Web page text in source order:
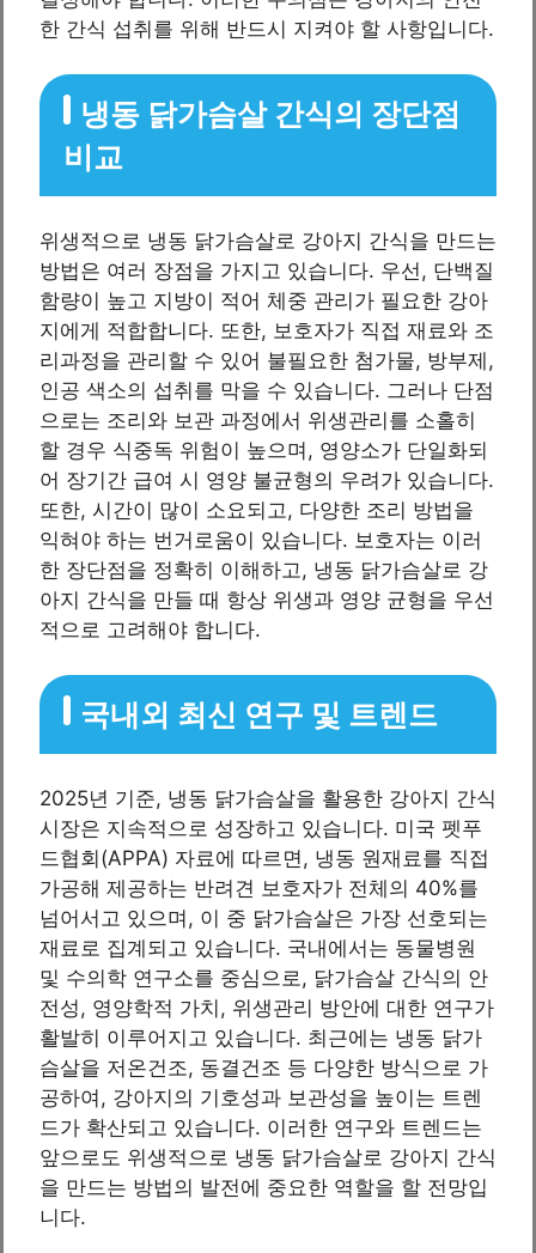
한 간식 섭취를 위해 반드시 지켜야 할 사항입니다.
냉동 닭가슴살 간식의 장단점
비교
위생적으로 냉동 닭가슴살로 강아지 간식을 만드는
방법은 여러 장점을 가지고 있습니다. 우선, 단백질
함량이 높고 지방이 적어 체중 관리가 필요한 강아
지에게 적합합니다. 또한, 보호자가 직접 재료와 조
리과정을 관리할 수 있어 불필요한 첨가물, 방부제,
인공 색소의 섭취를 막을 수 있습니다. 그러나 단점
으로는 조리와 보관 과정에서 위생관리를 소홀히
할 경우 식중독 위험이 높으며, 영양소가 단일화되
어 장기간 급여 시 영양 불균형의 우려가 있습니다.
또한, 시간이 많이 소요되고, 다양한 조리 방법을
익혀야 하는 번거로움이 있습니다. 보호자는 이러
한 장단점을 정확히 이해하고, 냉동 닭가슴살로 강
아지 간식을 만들 때 항상 위생과 영양 균형을 우선
적으로 고려해야 합니다.
국내외 최신 연구 및 트렌드
2025년 기준, 냉동 닭가슴살을 활용한 강아지 간식
시장은 지속적으로 성장하고 있습니다. 미국 펫푸
드협회(APPA) 자료에 따르면, 냉동 원재료를 직접
가공해 제공하는 반려견 보호자가 전체의 40%를
넘어서고 있으며, 이 중 닭가슴살은 가장 선호되는
재료로 집계되고 있습니다. 국내에서는 동물병원
및 수의학 연구소를 중심으로, 닭가슴살 간식의 안
전성, 영양학적 가치, 위생관리 방안에 대한 연구가
활발히 이루어지고 있습니다. 최근에는 냉동 닭가
슴살을 저온건조, 동결건조 등 다양한 방식으로 가
공하여, 강아지의 기호성과 보관성을 높이는 트렌
드가 확산되고 있습니다. 이러한 연구와 트렌드는
앞으로도 위생적으로 냉동 닭가슴살로 강아지 간식
을 만드는 방법의 발전에 중요한 역할을 할 전망입
니다.